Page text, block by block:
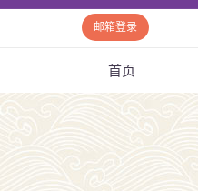
邮箱登录
首页